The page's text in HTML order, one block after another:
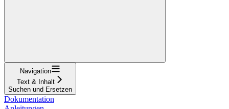
Navigation
Text & Inhalt
Suchen und Ersetzen
Dokumentation